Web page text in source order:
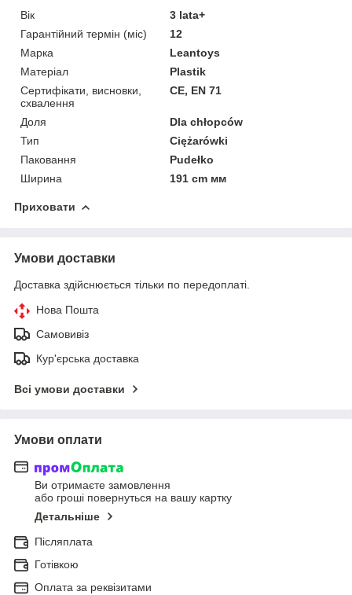
Вік
3 lata+
Гарантійний термін (міс)
12
Марка
Leantoys
Матеріал
Plastik
Сертифікати, висновки,
схвалення
CE, EN 71
Доля
Dla chłopców
Тип
Ciężarówki
Паковання
Pudełko
Ширина
191 cm мм
Приховати
Умови доставки
Доставка здійснюється тільки по передоплаті.
Нова Пошта
Самовивіз
Кур'єрська доставка
Всі умови доставки
Умови оплати
Ви отримаєте замовлення
або гроші повернуться на вашу картку
Детальніше
Післяплата
Готівкою
Оплата за реквізитами